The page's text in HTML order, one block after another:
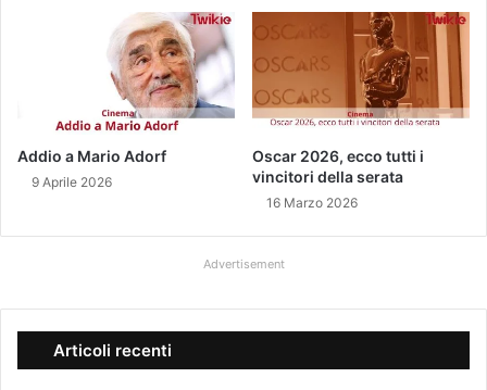
Addio a Mario Adorf
9 Aprile 2026
Oscar 2026, ecco tutti i
vincitori della serata
16 Marzo 2026
Advertisement
Articoli recenti